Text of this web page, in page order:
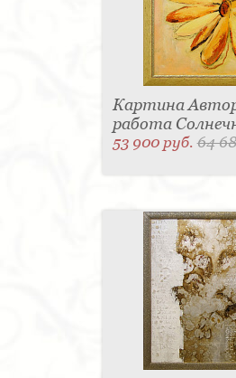
Картина
работа
53 900 руб.64